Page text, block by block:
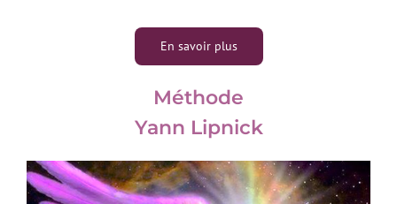
En savoir plus
Méthode
Yann Lipnick